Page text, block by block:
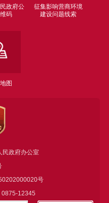
政府公
码
征集影响营商环境
建设问题线索
图
民政府办公室
号
0875-12345